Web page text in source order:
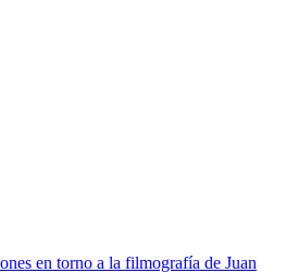
en torno a la filmografía de Juan